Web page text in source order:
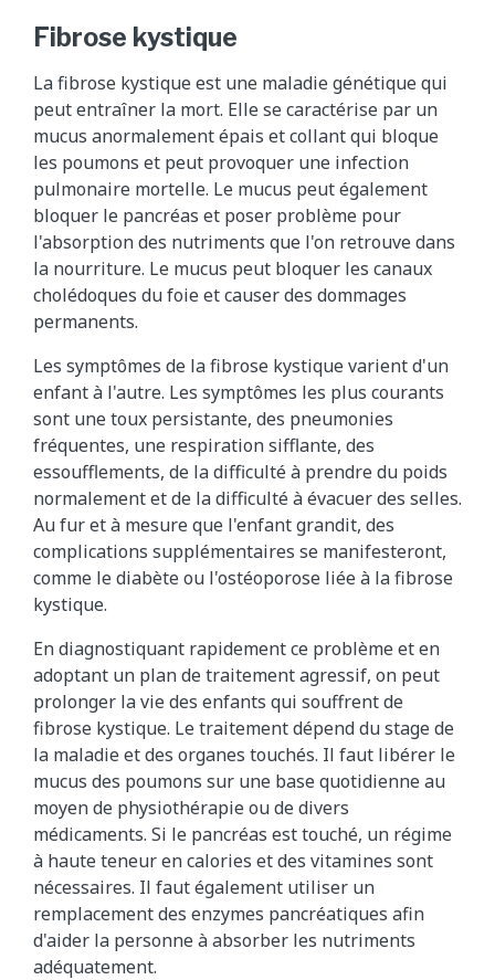
Fibrose kystique
La fibrose kystique est une maladie génétique qui
peut entraîner la mort. Elle se caractérise par un
mucus anormalement épais et collant qui bloque
les poumons et peut provoquer une infection
pulmonaire mortelle. Le mucus peut également
bloquer le pancréas et poser problème pour
l'absorption des nutriments que l'on retrouve dans
la nourriture. Le mucus peut bloquer les canaux
cholédoques du foie et causer des dommages
permanents.
Les symptômes de la fibrose kystique varient d'un
enfant à l'autre. Les symptômes les plus courants
sont une toux persistante, des pneumonies
fréquentes, une respiration sifflante, des
essoufflements, de la difficulté à prendre du poids
normalement et de la difficulté à évacuer des selles.
Au fur et à mesure que l'enfant grandit, des
complications supplémentaires se manifesteront,
comme le diabète ou l'ostéoporose liée à la fibrose
kystique.
En diagnostiquant rapidement ce problème et en
adoptant un plan de traitement agressif, on peut
prolonger la vie des enfants qui souffrent de
fibrose kystique. Le traitement dépend du stage de
la maladie et des organes touchés. Il faut libérer le
mucus des poumons sur une base quotidienne au
moyen de physiothérapie ou de divers
médicaments. Si le pancréas est touché, un régime
à haute teneur en calories et des vitamines sont
nécessaires. Il faut également utiliser un
remplacement des enzymes pancréatiques afin
d'aider la personne à absorber les nutriments
adéquatement.